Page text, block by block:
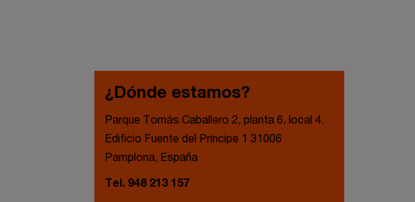
¿Dónde estamos?
Parque Tomás Caballero 2, planta 6, local 4.
Edificio Fuente del Príncipe 1 31006
Pamplona, España
Tel. 948 213 157